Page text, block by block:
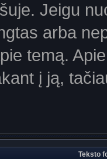
Jeigu
arba
temą.
į ją,
Teksto